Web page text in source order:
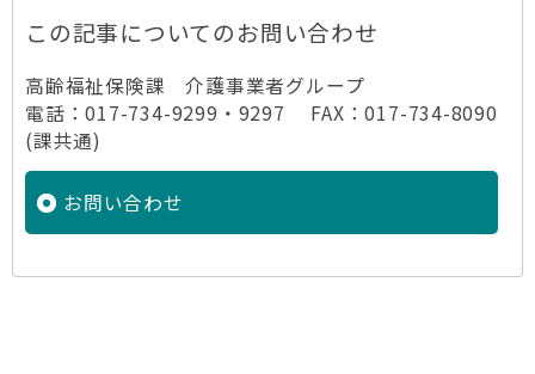
この記事についてのお問い合わせ
高齢福祉保険課 介護事業者グループ
電話：017-734-9299・9297 FAX：017-734-8090
(課共通)
お問い合わせ